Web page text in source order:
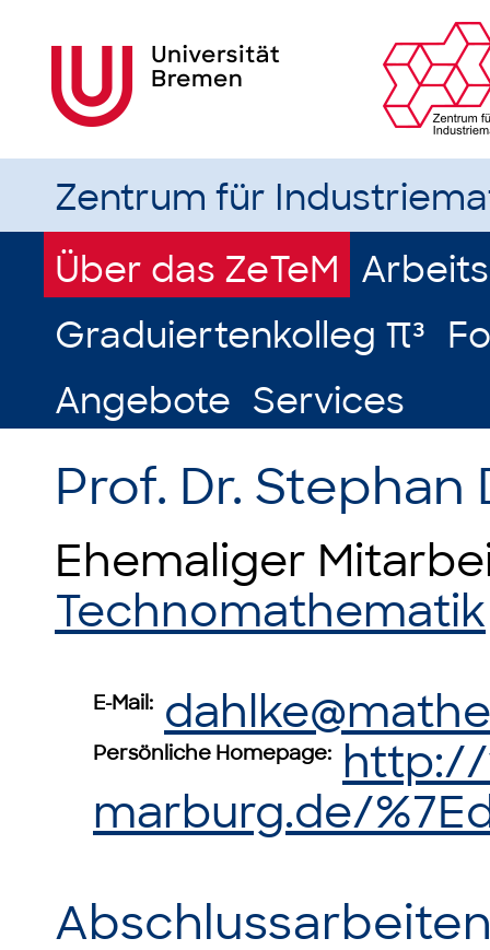
Zentrum für
Über das ZeTeM
Graduiertenkolleg π³
Angebote Services
Prof. Dr. Stephan
Ehemaliger
Technomathematik
E-Mail:
Persönliche Homepage: http://
marburg.de/